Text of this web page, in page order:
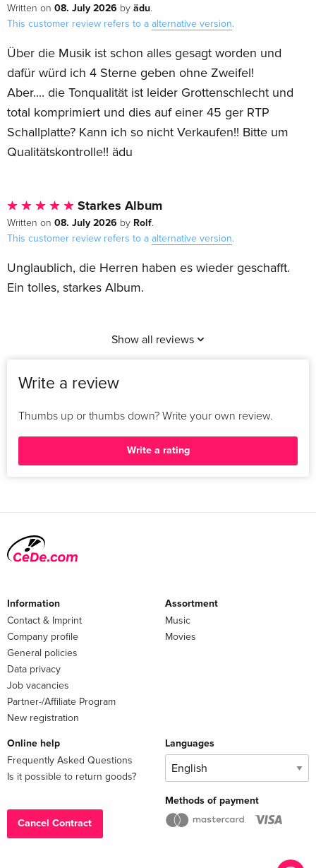
Written on 08. July 2026 by ädu.
This customer review refers to a alternative version.
Über die Musik ist schon alles gesagt worden und
dafür würd ich 4 Sterne geben ohne Zweifel!
Aber.... die Tonqualität ist leider Grottenschlecht und
total komprimiert und dies auf einer 45 ger RTP
Schallplatte? Kann ich so nicht Verkaufen!! Bitte um
Qualitätskontrolle!! ädu
Starkes Album
Written on 08. July 2026 by Rolf.
This customer review refers to a alternative version.
Unglaublich, die Herren haben es wieder geschafft.
Ein tolles, starkes Album.
Show all reviews
Write a review
Thumbs up or thumbs down? Write your own review.
Write a rating
Information
Contact & Imprint
Company profile
General policies
Data privacy
Job vacancies
Partner-/Affiliate Program
New registration
Assortment
Music
Movies
Online help
Frequently Asked Questions
Is it possible to return goods?
Cancel Contract
Languages
Methods of payment